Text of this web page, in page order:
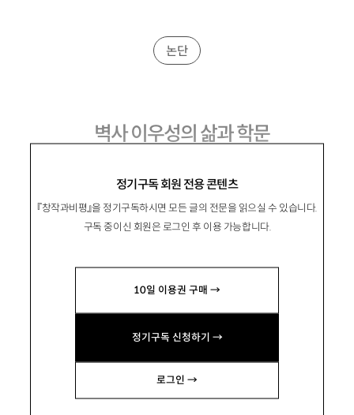
정기구독 회원 전용 콘텐츠
『창작과비평』을 정기구독하시면 모든 글의 전문을 읽으실 수 있습니다.
구독 중이신 회원은 로그인 후 이용 가능합니다.
10일 이용권 구매 →
정기구독 신청하기 →
로그인 →
논단
벽사 이우성의 삶과 학문
임형택林熒澤
『이조시대 서사시』 『한국문학사의 논리와 체계』
『한국학의 동아시아적 지평』, 편서 『이조한문단